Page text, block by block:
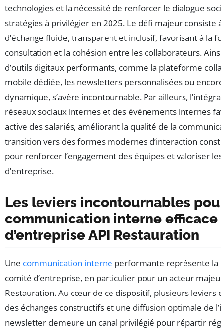
technologies et la nécessité de renforcer le dialogue
stratégies à privilégier en 2025. Le défi majeur consiste
d’échange fluide, transparent et inclusif, favorisant à la
consultation et la cohésion entre les collaborateurs.
d’outils digitaux performants, comme la plateforme
mobile dédiée, les newsletters personnalisées ou
dynamique, s’avère incontournable. Par ailleurs,
réseaux sociaux internes et des événements internes
active des salariés, améliorant la qualité de la
transition vers des formes modernes d’interaction
pour renforcer l’engagement des équipes et valoriser
d’entreprise.
Les leviers incontournables
communication interne
d’entreprise API Restauration
Une communication interne performante représente la
comité d’entreprise, en particulier pour un acteur
Restauration. Au cœur de ce dispositif, plusieurs leviers
des échanges constructifs et une diffusion optimale de
newsletter demeure un canal privilégié pour répartir